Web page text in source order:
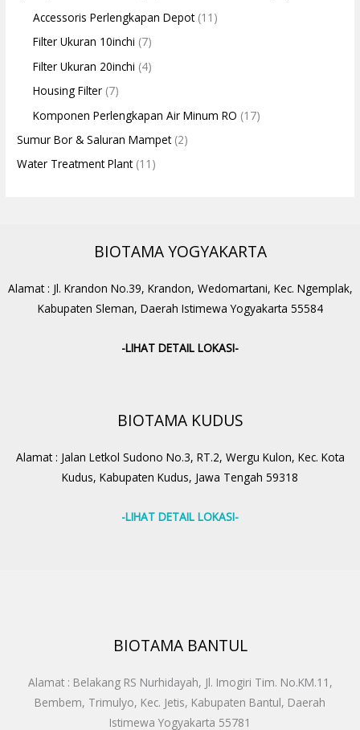
Accessoris Perlengkapan Depot(11)
Filter Ukuran 10inchi (7)
Filter Ukuran 20inchi (4)
Housing Filter (7)
Komponen Perlengkapan Air Minum RO (17)
Sumur Bor & Saluran Mampet(2)
Water Treatment Plant(11)
BIOTAMA YOGYAKARTA
Alamat : Jl. Krandon No.39, Krandon, Wedomartani, Kec. Ngemplak,
Kabupaten Sleman, Daerah Istimewa Yogyakarta 55584
-LIHAT DETAIL LOKASI-
BIOTAMA KUDUS
Alamat : Jalan Letkol Sudono No.3, RT.2, Wergu Kulon, Kec. Kota
Kudus, Kabupaten Kudus, Jawa Tengah 59318
-LIHAT DETAIL LOKASI-
BIOTAMA BANTUL
Alamat : Belakang RS Nurhidayah, Jl. Imogiri Tim. No.KM.11,
Bembem, Trimulyo, Kec. Jetis, Kabupaten Bantul, Daerah
Istimewa Yogyakarta 55781